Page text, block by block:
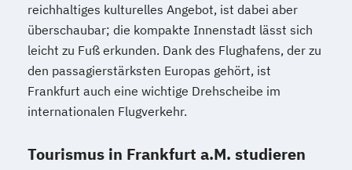
reichhaltiges kulturelles Angebot, ist dabei aber
überschaubar; die kompakte Innenstadt lässt sich
leicht zu Fuß erkunden. Dank des Flughafens, der zu
den passagierstärksten Europas gehört, ist
Frankfurt auch eine wichtige Drehscheibe im
internationalen Flugverkehr.
Tourismus in Frankfurt a.M. studieren